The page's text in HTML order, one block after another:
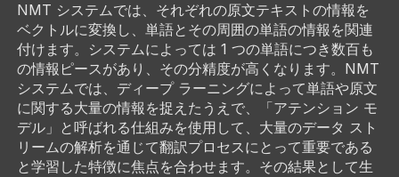
NMT システムでは、それぞれの原文テキストの情報を
ベクトルに変換し、単語とその周囲の単語の情報を関連
付けます。システムによっては 1 つの単語につき数百も
の情報ピースがあり、その分精度が高くなります。NMT
システムでは、ディープ ラーニングによって単語や原文
に関する大量の情報を捉えたうえで、「アテンション モ
デル」と呼ばれる仕組みを使用して、大量のデータ スト
リームの解析を通じて翻訳プロセスにとって重要である
と学習した特徴に焦点を合わせます。その結果として生